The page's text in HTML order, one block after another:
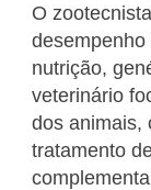
O
nutrição,
veterinário
dos animais,
tratamento